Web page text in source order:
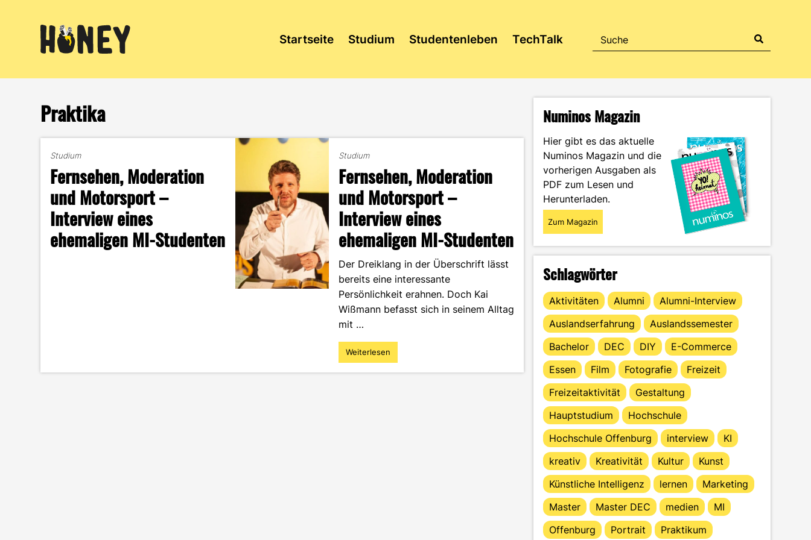
Startseite Studium Studentenleben TechTalk
Praktika
Studium
Fernsehen, Moderation
und Motorsport –
Interview eines
ehemaligen MI-Studenten
Studium
Fernsehen, Moderation
und Motorsport –
Interview eines
ehemaligen MI-Studenten
Der Dreiklang in der Überschrift lässt
bereits eine interessante
Persönlichkeit erahnen. Doch Kai
Wißmann befasst sich in seinem Alltag
mit …
"Fernsehen,
Moderation
Weiterlesen
Numinos Magazin
Hier gibt es das aktuelle
Numinos Magazin und die
vorherigen Ausgaben als
PDF zum Lesen und
Herunterladen.
Zum Magazin
Schlagwörter
Aktivitäten Alumni
Alumni-Interview
Auslandserfahrung
Auslandssemester
Bachelor
DEC DIY
E-Commerce
Essen
Film Fotografie
Freizeit
Freizeitaktivität
Gestaltung
Hauptstudium
Hochschule
Hochschule Offenburg
interview
KI
kreativ
Kreativität Kultur
Kunst
Künstliche Intelligenz
lernen
Marketing
Master
Master DEC medien
MI
Offenburg
Portrait
Praktikum